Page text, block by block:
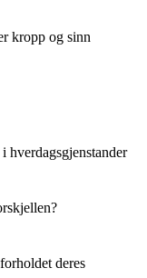
kropp og sinn
hverdagsgjenstander
deres